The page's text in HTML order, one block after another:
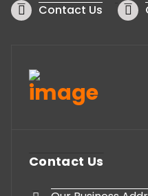
Contact Us
Contact Us